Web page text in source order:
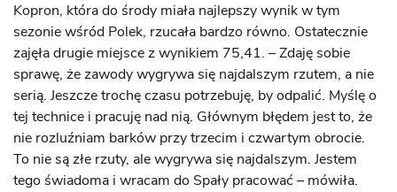
Kopron, która do środy miała najlepszy wynik w tym
sezonie wśród Polek, rzucała bardzo równo. Ostatecznie
zajęła drugie miejsce z wynikiem 75,41. – Zdaję sobie
sprawę, że zawody wygrywa się najdalszym rzutem, a nie
serią. Jeszcze trochę czasu potrzebuję, by odpalić. Myślę o
tej technice i pracuję nad nią. Głównym błędem jest to, że
nie rozluźniam barków przy trzecim i czwartym obrocie.
To nie są złe rzuty, ale wygrywa się najdalszym. Jestem
tego świadoma i wracam do Spały pracować – mówiła.